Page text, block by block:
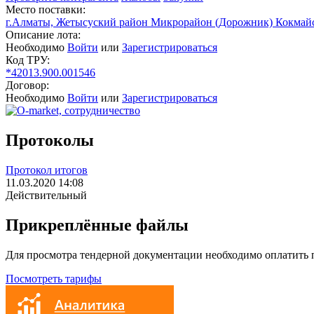
Место поставки:
г.Алматы, Жетысуский район Микрорайон (Дорожник)
Описание лота:
Необходимо Войти или Зарегистрироваться
Код ТРУ:
*42013.900.001546
Договор:
Необходимо Войти или Зарегистрироваться
Протоколы
Протокол итогов
11.03.2020 14:08
Действительный
Прикреплённые файлы
Для просмотра тендерной документации необходимо оплатить
Посмотреть тарифы